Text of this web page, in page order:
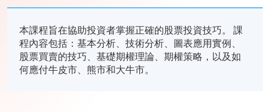
本課程旨在協助投資者掌握正確的股票投資技巧。 課
程內容包括：基本分析、技術分析、圖表應用實例、
股票買賣的技巧、基礎期權理論、期權策略，以及如
何應付牛皮市、熊市和大牛市。